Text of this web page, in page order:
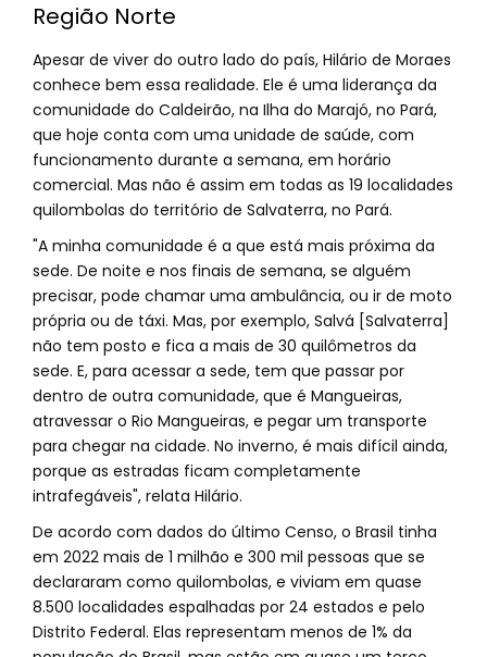
Região Norte
Apesar de viver do outro lado do país, Hilário de Moraes
conhece bem essa realidade. Ele é uma liderança da
comunidade do Caldeirão, na Ilha do Marajó, no Pará,
que hoje conta com uma unidade de saúde, com
funcionamento durante a semana, em horário
comercial. Mas não é assim em todas as 19 localidades
quilombolas do território de Salvaterra, no Pará.
"A minha comunidade é a que está mais próxima da
sede. De noite e nos finais de semana, se alguém
precisar, pode chamar uma ambulância, ou ir de moto
própria ou de táxi. Mas, por exemplo, Salvá [Salvaterra]
não tem posto e fica a mais de 30 quilômetros da
sede. E, para acessar a sede, tem que passar por
dentro de outra comunidade, que é Mangueiras,
atravessar o Rio Mangueiras, e pegar um transporte
para chegar na cidade. No inverno, é mais difícil ainda,
porque as estradas ficam completamente
intrafegáveis", relata Hilário.
De acordo com dados do último Censo, o Brasil tinha
em 2022 mais de 1 milhão e 300 mil pessoas que se
declararam como quilombolas, e viviam em quase
8.500 localidades espalhadas por 24 estados e pelo
Distrito Federal. Elas representam menos de 1% da